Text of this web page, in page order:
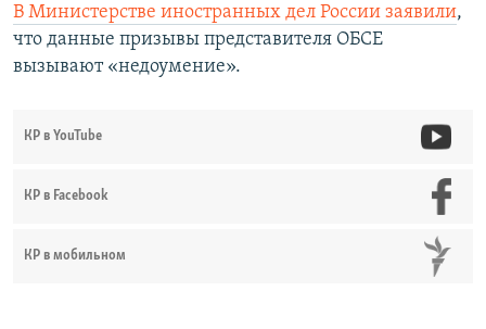
В Министерстве иностранных дел России заявили,
что данные призывы представителя ОБСЕ
вызывают «недоумение».
КР в YouTube
КР в Facebook
КР в мобильном